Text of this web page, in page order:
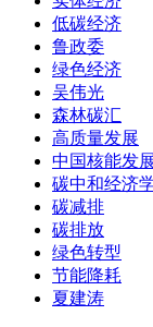
低碳经济
鲁政委
绿色经济
吴伟光
森林碳汇
高质量发展
中国核能发
碳中和经济
碳减排
碳排放
绿色转型
节能降耗
夏建涛